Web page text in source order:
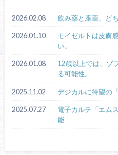
2026.02.08 飲み薬と座薬、ど
2026.01.10
モイゼルトは皮膚
い。
2026.01.08
12歳以上では、ゾ
る可能性。
2025.11.02 デジカルに待望の
2025.07.27
電子カルテ「エム
能